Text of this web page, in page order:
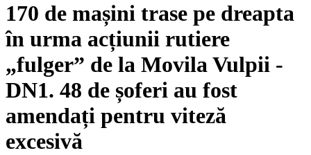
170 de mașini trase pe dreapta
în urma acțiunii rutiere
„fulger” de la Movila Vulpii -
DN1. 48 de șoferi au fost
amendați pentru viteză
excesivă